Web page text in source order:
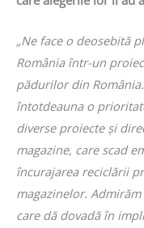
„Ne face o deosebită
România într-un
pădurilor din
întotdeauna o
diverse proiecte și
magazine, care scad
încurajarea reciclării
magazinelor.
care dă dovadă în